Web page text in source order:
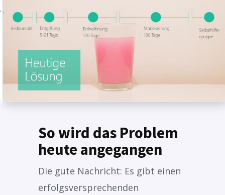
So wird das Problem
heute angegangen
Die gute Nachricht: Es gibt einen
erfolgsversprechenden